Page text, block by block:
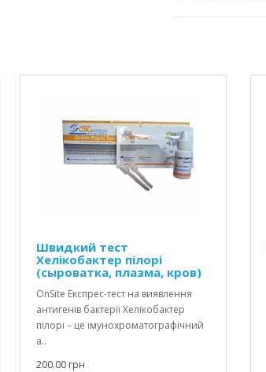
Швидкий тест
Хелікобактер пілорі
(сыроватка, плазма, кров)
OnSite Експрес-тест на виявлення
антигенів бактерії Хелікобактер
пілорі – це імунохроматографічний
а..
200.00 грн